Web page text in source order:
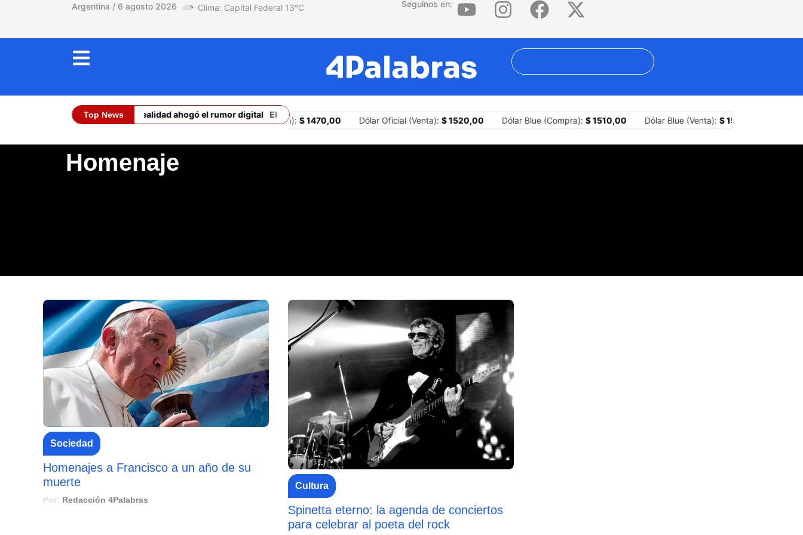
Argentina / 6 agosto 2026 13°C Seguinos en:
Top News
Ceuta: la realidad ahogó el rumor digital El conflicto con Brasil y los límites constitucionales del presidente argentino La asfixia de Milei: los números del ajuste sobre los
Dólar Oficial (Compra):$ 1470,00 Dólar Oficial (Venta):$ 1520,00 Dólar Blue (Compra):$ 1510,00 Dólar Blue (Venta):$ 1530,00
Homenaje
Sociedad
Homenajes a Francisco a un año de su
muerte
Por: Redacción 4Palabras
Cultura
Spinetta eterno: la agenda de conciertos
para celebrar al poeta del rock